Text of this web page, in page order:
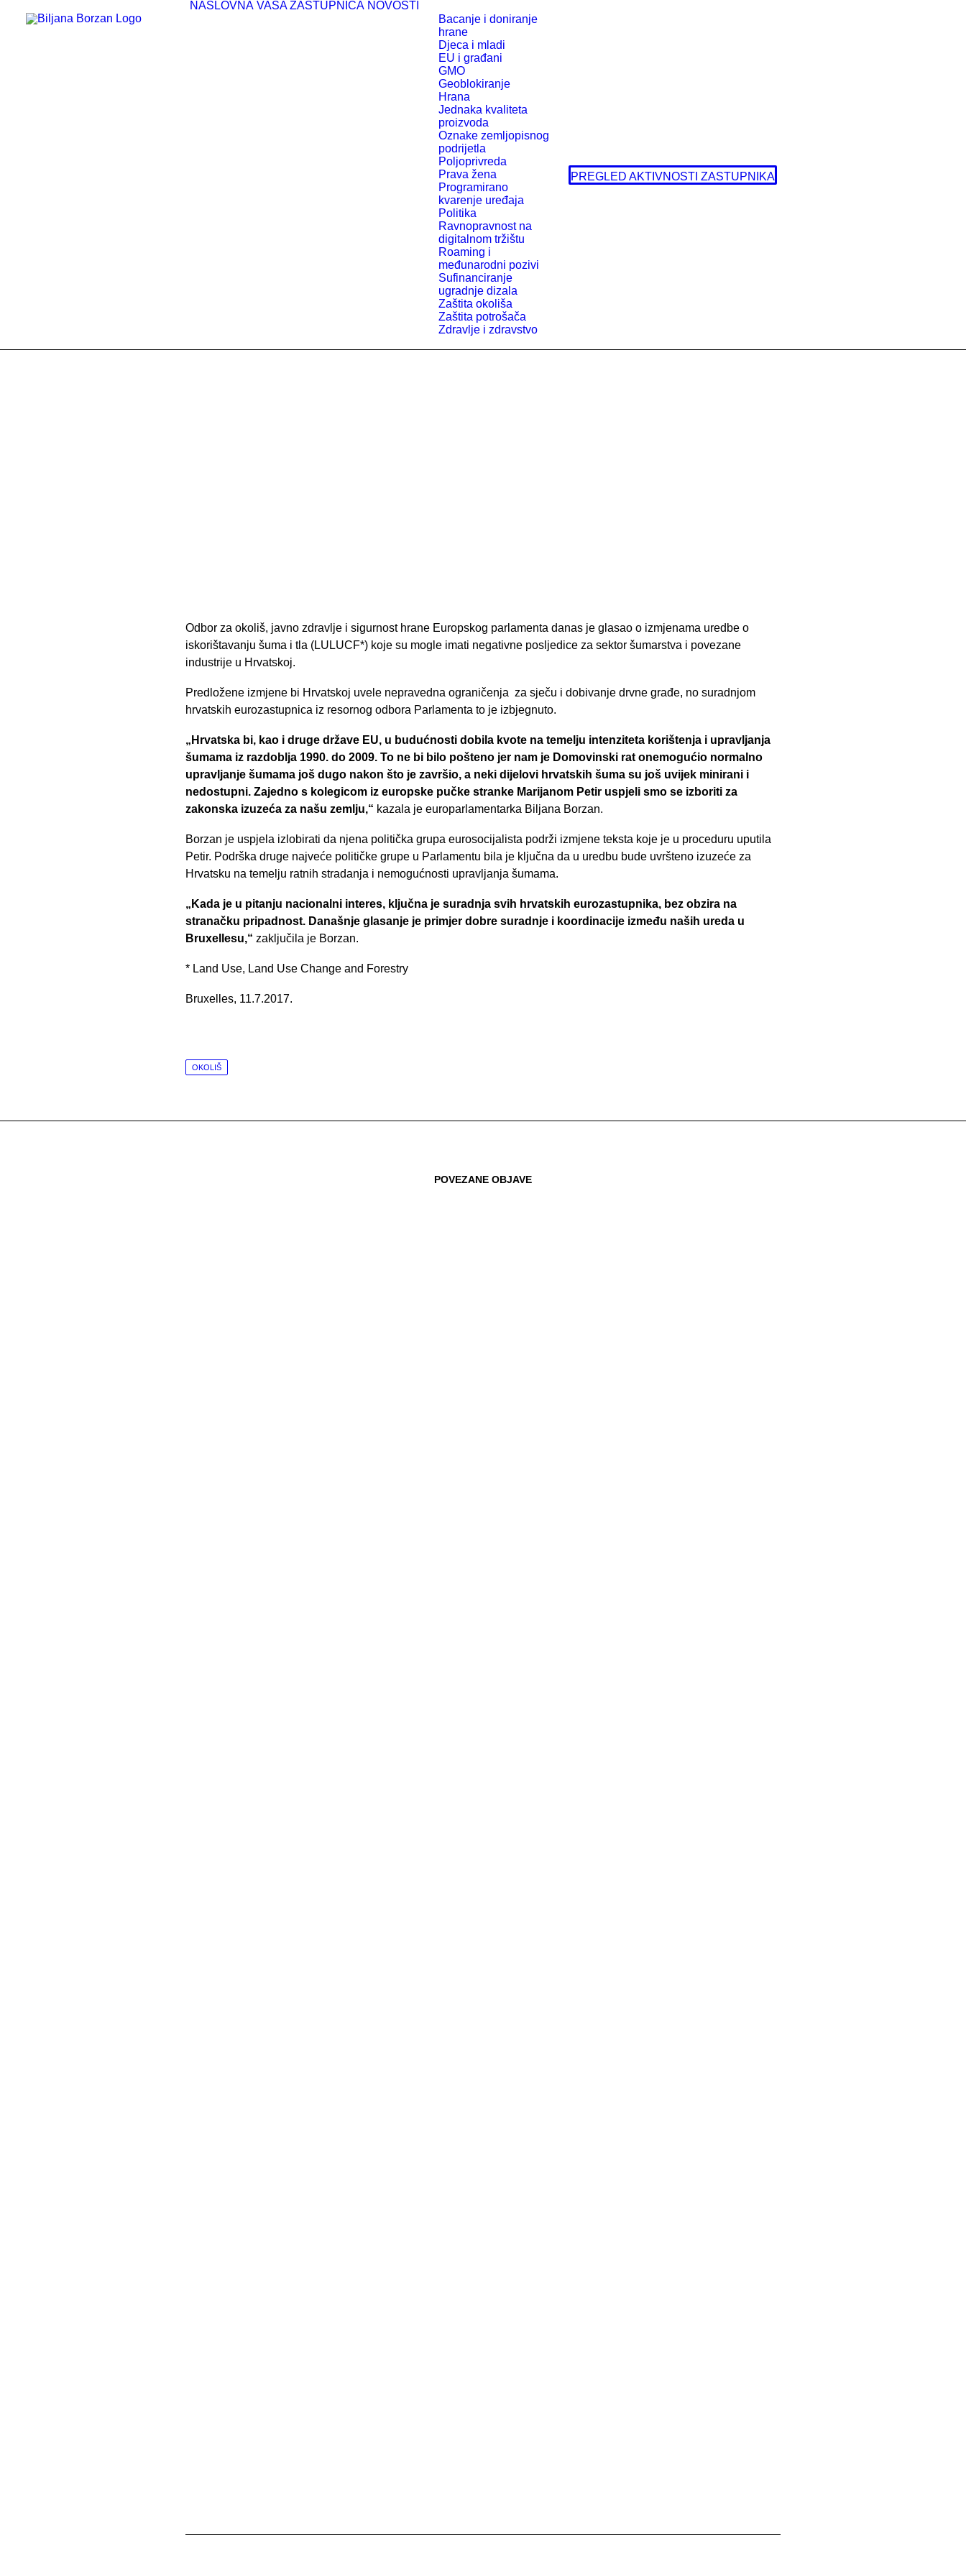
NASLOVNA VAŠA ZASTUPNICA NOVOSTI
Bacanje i doniranje
hrane
Djeca i mladi
EU i građani
GMO
Geoblokiranje
Hrana
Jednaka kvaliteta
proizvoda
Oznake zemljopisnog
podrijetla
Poljoprivreda
Prava žena
Programirano
kvarenje uređaja
Politika
Ravnopravnost na
digitalnom tržištu
Roaming i
međunarodni pozivi
Sufinanciranje
ugradnje dizala
Zaštita okoliša
Zaštita potrošača
Zdravlje i zdravstvo
PREGLED AKTIVNOSTI ZASTUPNIKA
Odbor za okoliš, javno zdravlje i sigurnost hrane Europskog parlamenta danas je glasao o izmjenama uredbe o
iskorištavanju šuma i tla (LULUCF*) koje su mogle imati negativne posljedice za sektor šumarstva i povezane
industrije u Hrvatskoj.
Predložene izmjene bi Hrvatskoj uvele nepravedna ograničenja za sječu i dobivanje drvne građe, no suradnjom
hrvatskih eurozastupnica iz resornog odbora Parlamenta to je izbjegnuto.
„Hrvatska bi, kao i druge države EU, u budućnosti dobila kvote na temelju intenziteta korištenja i upravljanja
šumama iz razdoblja 1990. do 2009. To ne bi bilo pošteno jer nam je Domovinski rat onemogućio normalno
upravljanje šumama još dugo nakon što je završio, a neki dijelovi hrvatskih šuma su još uvijek minirani i
nedostupni. Zajedno s kolegicom iz europske pučke stranke Marijanom Petir uspjeli smo se izboriti za
zakonska izuzeća za našu zemlju,“ kazala je europarlamentarka Biljana Borzan.
Borzan je uspjela izlobirati da njena politička grupa eurosocijalista podrži izmjene teksta koje je u proceduru uputila
Petir. Podrška druge najveće političke grupe u Parlamentu bila je ključna da u uredbu bude uvršteno izuzeće za
Hrvatsku na temelju ratnih stradanja i nemogućnosti upravljanja šumama.
„Kada je u pitanju nacionalni interes, ključna je suradnja svih hrvatskih eurozastupnika, bez obzira na
stranačku pripadnost. Današnje glasanje je primjer dobre suradnje i koordinacije između naših ureda u
Bruxellesu,“ zaključila je Borzan.
* Land Use, Land Use Change and Forestry
Bruxelles, 11.7.2017.
OKOLIŠ
POVEZANE OBJAVE